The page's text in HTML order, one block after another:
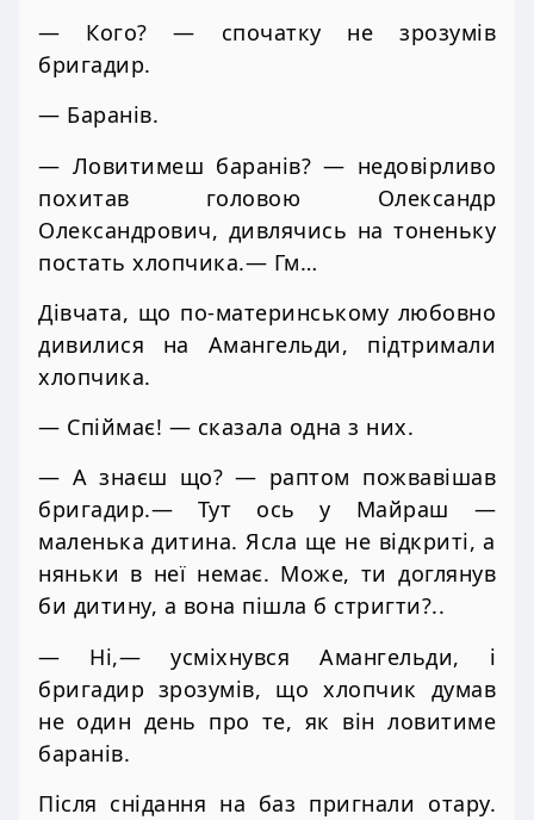
— Кого? — спочатку не зрозумів
бригадир.
— Баранів.
— Ловитимеш баранів? — недовірливо
похитав головою Олександр
Олександрович, дивлячись на тоненьку
постать хлопчика.— Гм…
Дівчата, що по-материнському любовно
дивилися на Амангельди, підтримали
хлопчика.
— Спіймає! — сказала одна з них.
— А знаєш що? — раптом пожвавішав
бригадир.— Тут ось у Майраш —
маленька дитина. Ясла ще не відкриті, а
няньки в неї немає. Може, ти доглянув
би дитину, а вона пішла б стригти?..
— Ні,— усміхнувся Амангельди, і
бригадир зрозумів, що хлопчик думав
не один день про те, як він ловитиме
баранів.
Після снідання на баз пригнали отару.